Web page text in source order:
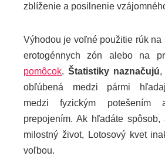
zblíženie a posilnenie
Výhodou je voľné použitie rúk na
erotogénnych zón alebo na
pomôcok. Štatistiky naznačujú,
obľúbená medzi pármi
medzi fyzickým potešením
prepojením. Ak hľadáte
milostný život, Lotosový kvet
voľbou.